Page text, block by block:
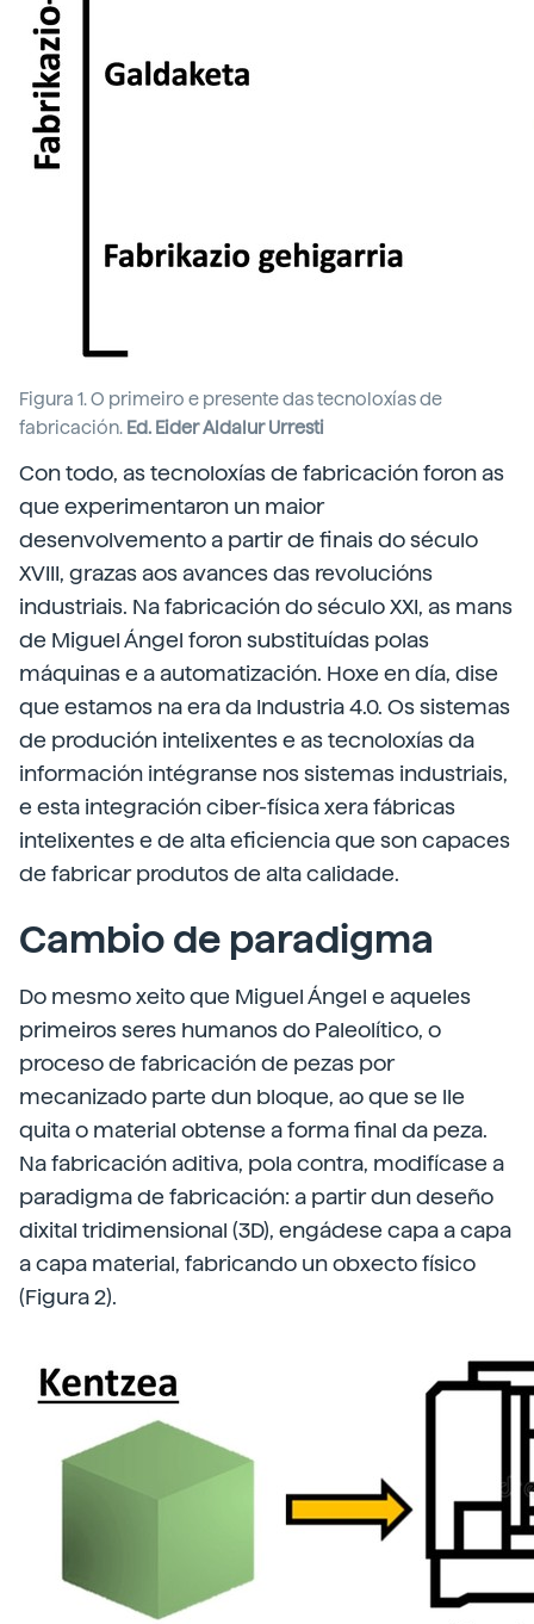
Figura 1. O primeiro e presente das tecnoloxías de
fabricación. Ed. Eider Aldalur Urresti
Con todo, as tecnoloxías de fabricación foron as
que experimentaron un maior
desenvolvemento a partir de finais do século
XVIII, grazas aos avances das revolucións
industriais. Na fabricación do século XXI, as mans
de Miguel Ángel foron substituídas polas
máquinas e a automatización. Hoxe en día, dise
que estamos na era da Industria 4.0. Os sistemas
de produción intelixentes e as tecnoloxías da
información intégranse nos sistemas industriais,
e esta integración ciber-física xera fábricas
intelixentes e de alta eficiencia que son capaces
de fabricar produtos de alta calidade.
Cambio de paradigma
Do mesmo xeito que Miguel Ángel e aqueles
primeiros seres humanos do Paleolítico, o
proceso de fabricación de pezas por
mecanizado parte dun bloque, ao que se lle
quita o material obtense a forma final da peza.
Na fabricación aditiva, pola contra, modifícase a
paradigma de fabricación: a partir dun deseño
dixital tridimensional (3D), engádese capa a capa
a capa material, fabricando un obxecto físico
(Figura 2).